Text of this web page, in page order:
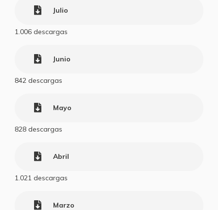
Julio
1.006 descargas
Junio
842 descargas
Mayo
828 descargas
Abril
1.021 descargas
Marzo